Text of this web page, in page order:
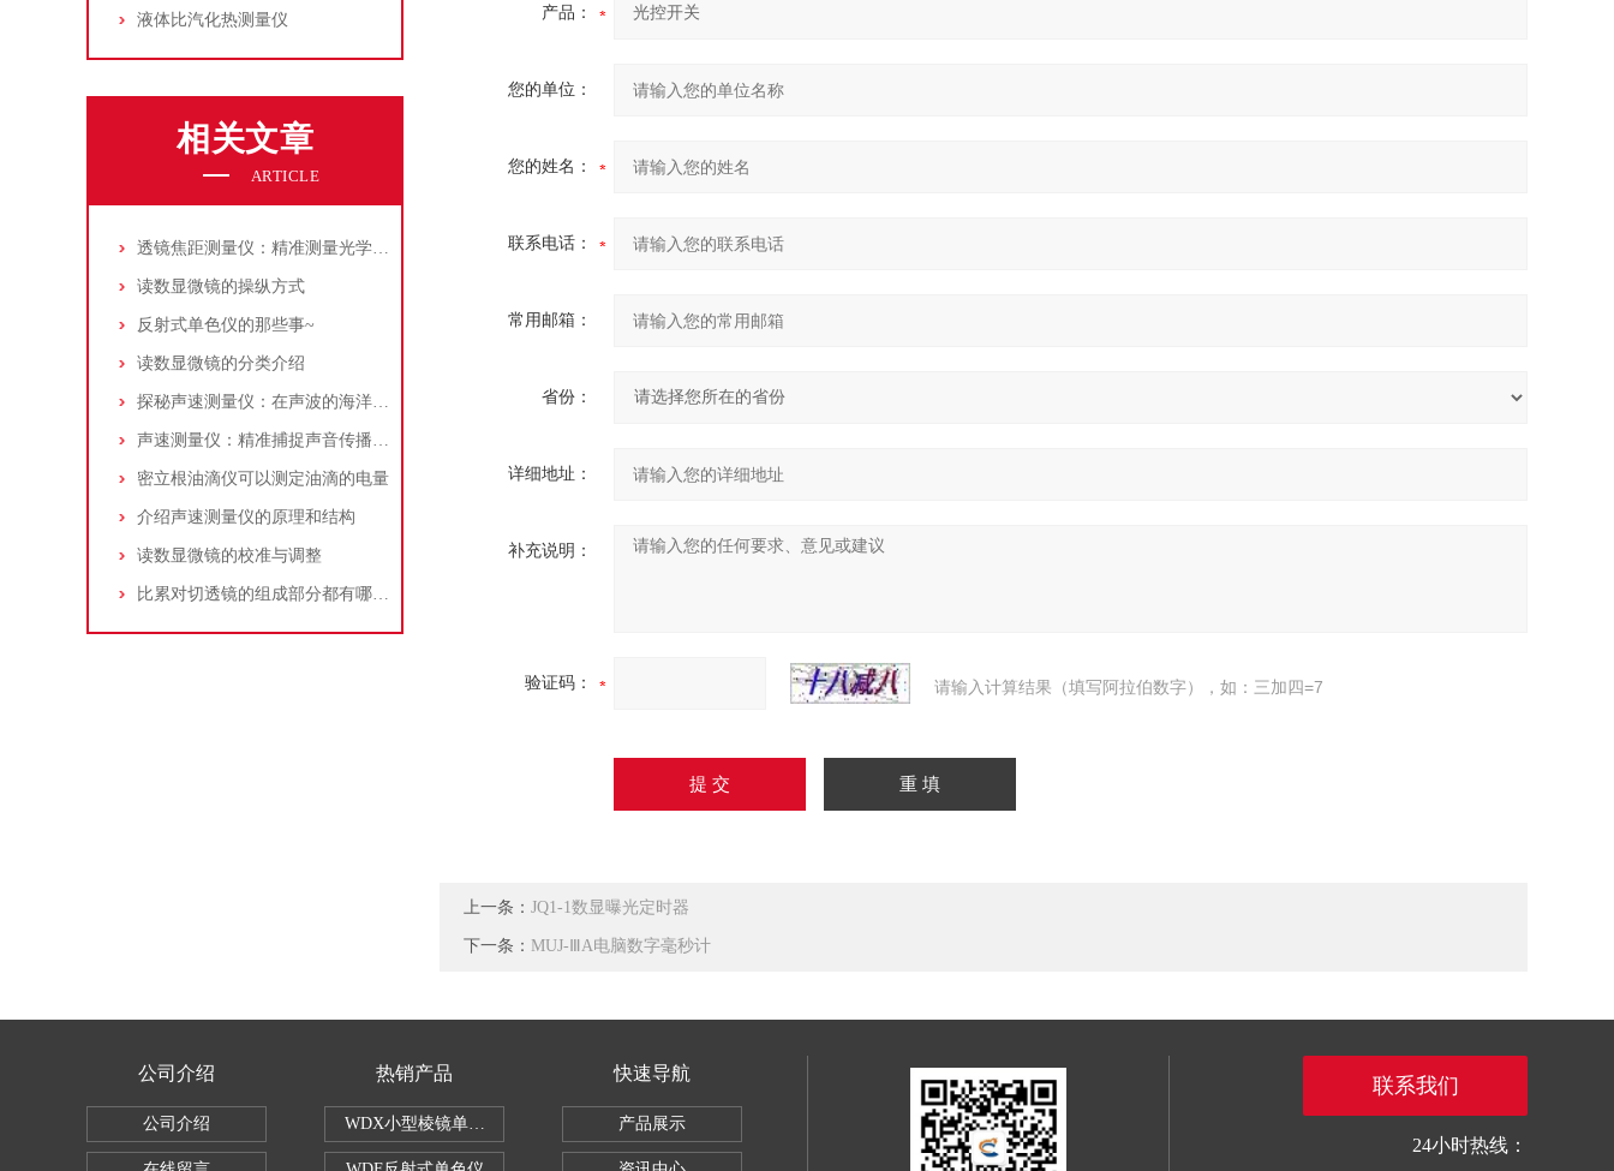
液体比汽化热测量仪
相关文章
ARTICLE
透镜焦距测量仪：精准测量光学元件的利器
读数显微镜的操纵方式
反射式单色仪的那些事~
读数显微镜的分类介绍
探秘声速测量仪：在声波的海洋中寻找“音速之谜”
声速测量仪：精准捕捉声音传播奥秘的科学仪器
密立根油滴仪可以测定油滴的电量
介绍声速测量仪的原理和结构
读数显微镜的校准与调整
比累对切透镜的组成部分都有哪些？
产品：
您的单位：
您的姓名：
联系电话：
常用邮箱：
省份：
详细地址：
补充说明：
验证码： 请输入计算结果（填写阿拉伯数字），如：三加四=7
上一条： JQ1-1数显曝光定时器
下一条： MUJ-ⅢA电脑数字毫秒计
公司介绍
公司介绍
热销产品
WDX小型棱镜单色仪
快速导航
产品展示
联系我们
24小时热线：